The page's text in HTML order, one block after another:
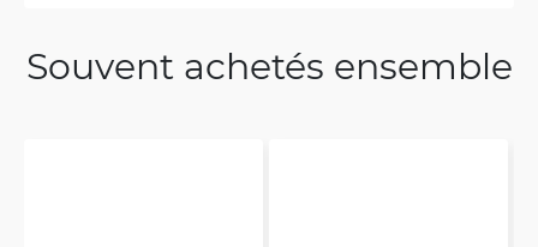
Souvent achetés ensemble